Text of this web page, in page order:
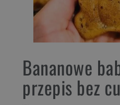
Bananowe
przepis bez